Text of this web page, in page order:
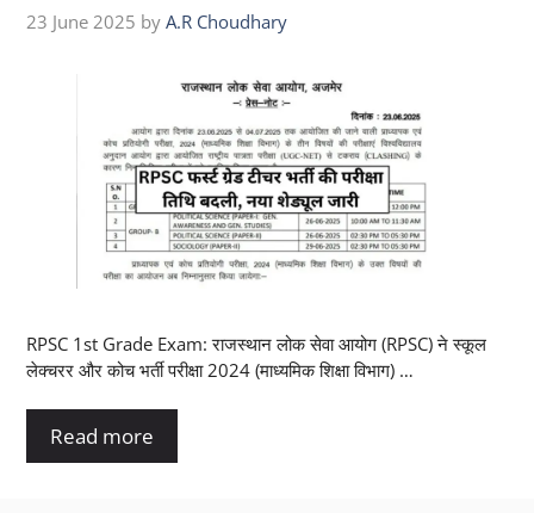
23 June 2025 by A.R Choudhary
RPSC 1st Grade Exam: राजस्थान लोक सेवा आयोग (RPSC) ने स्कूल
लेक्चरर और कोच भर्ती परीक्षा 2024 (माध्यमिक शिक्षा विभाग) …
Read more